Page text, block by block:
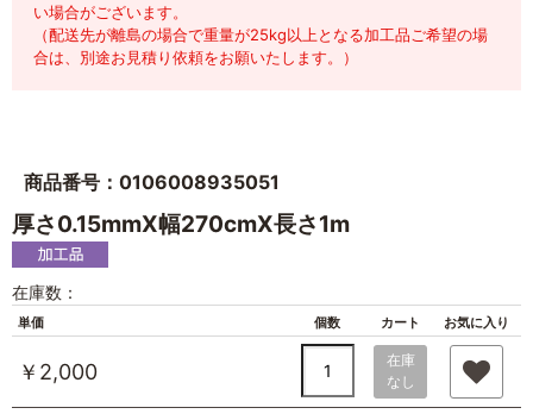
い場合がございます。
（配送先が離島の場合で重量が25kg以上となる加工品ご希望の場
合は、別途お見積り依頼をお願いたします。）
商品番号：0106008935051
厚さ0.15mmX幅270cmX長さ1m
在庫数：
単価 個数 カート お気に入り
￥2,000
在庫
なし